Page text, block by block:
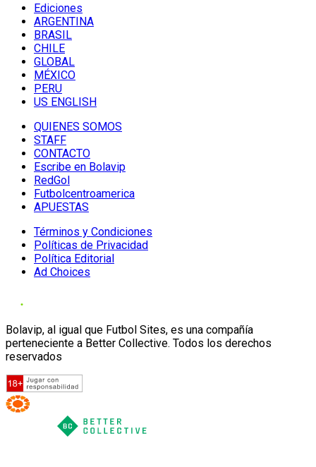
Ediciones
ARGENTINA
BRASIL
CHILE
GLOBAL
MÉXICO
PERU
US ENGLISH
QUIENES SOMOS
STAFF
CONTACTO
Escribe en Bolavip
RedGol
Futbolcentroamerica
APUESTAS
Términos y Condiciones
Políticas de Privacidad
Política Editorial
Ad Choices
Bolavip, al igual que Futbol Sites, es una compañía
perteneciente a Better Collective. Todos los derechos
reservados